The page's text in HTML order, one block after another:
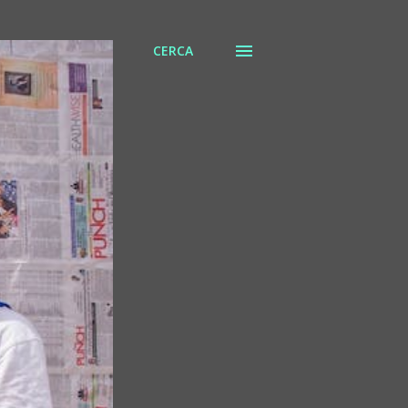
CERCA